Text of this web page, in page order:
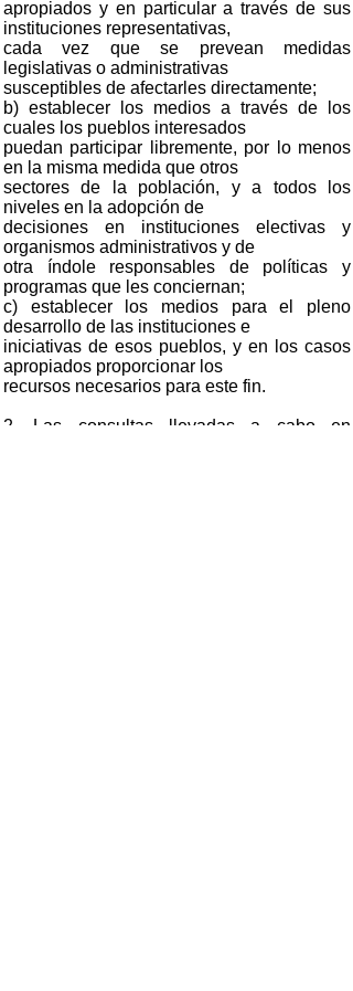
apropiados y en particular a través de sus
instituciones representativas,
cada vez que se prevean medidas
legislativas o administrativas
susceptibles de afectarles directamente;
b) establecer los medios a través de los
cuales los pueblos interesados
puedan participar libremente, por lo menos
en la misma medida que otros
sectores de la población, y a todos los
niveles en la adopción de
decisiones en instituciones electivas y
organismos administrativos y de
otra índole responsables de políticas y
programas que les conciernan;
c) establecer los medios para el pleno
desarrollo de las instituciones e
iniciativas de esos pueblos, y en los casos
apropiados proporcionar los
recursos necesarios para este fin.
2. Las consultas llevadas a cabo en